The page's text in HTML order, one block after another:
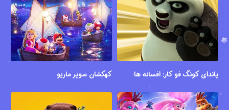
پاندای کونگ فو کار: افسانه های شگفت انگیزکهکشان سوپر ماریو